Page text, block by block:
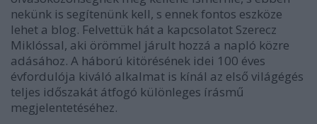
nekünk is segítenünk kell, s ennek fontos eszköze
lehet a blog. Felvettük hát a kapcsolatot Szerecz
Miklóssal, aki örömmel járult hozzá a napló közre
adásához. A háború kitörésének idei 100 éves
évfordulója kiváló alkalmat is kínál az első világégés
teljes időszakát átfogó különleges írásmű
megjelentetéséhez.